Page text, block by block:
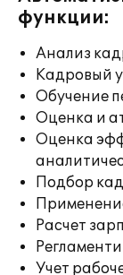
функции:
Анализ
Кадровый
Обучение
Оценка и
Оценка
Подбор
Расчет
Учет